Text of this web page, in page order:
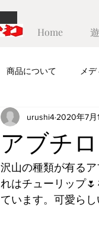
Home
商品について メ
アブチ
urushi4 2020年7月
沢山の種類が有る
れはチューリップ
ています。可愛ら